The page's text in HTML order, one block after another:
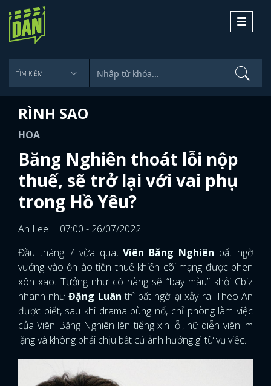
Toggle
RÌNH SAO
HOA
Băng Nghiên thoát lỗi nộp
thuế, sẽ trở lại với vai phụ
trong Hồ Yêu?
An Lee
07:00 - 26/07/2022
Đầu tháng 7 vừa qua, Viên Băng Nghiên bất ngờ
vướng vào ồn ào tiền thuế khiến cõi mạng được phen
xôn xao. Tưởng như cô nàng sẽ “bay màu” khỏi Cbiz
nhanh nhưĐặng Luân thì bất ngờ lại xảy ra. Theo An
được biết, sau khi drama bùng nổ, chỉ phòng làm việc
của Viên Băng Nghiên lên tiếng xin lỗi, nữ diễn viên im
lặng và không phải chịu bất cứ ảnh hưởng gì từ vụ việc.